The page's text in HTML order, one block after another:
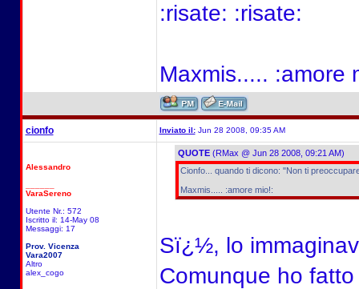
:risate: :risate:
Maxmis..... :amore
cionfo Inviato il:Jun 28 2008, 09:35 AM
Alessandro
VaraSereno
Utente Nr.: 572
Iscritto il: 14-May 08
Messaggi: 17
Prov. Vicenza
Vara2007
Altro
alex_cogo
QUOTE(RMax @ Jun 28 2008, 09:21 AM)
Cionfo... quando ti dicono: "Non ti
Maxmis..... :amore mio!:
Sï¿½, lo
Comunque ho